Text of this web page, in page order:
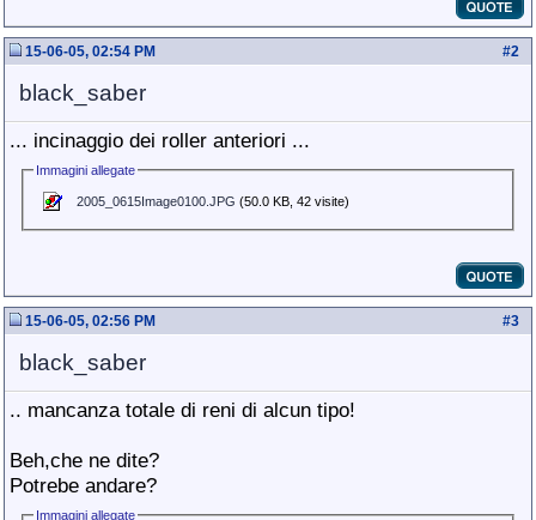
#2
15-06-05, 02:54 PM
black_saber
... incinaggio dei roller anteriori ...
Immagini allegate
2005_0615Image0100.JPG (50.0 KB, 42 visite)
#3
15-06-05, 02:56 PM
black_saber
.. mancanza totale di reni di alcun tipo!
Beh,che ne dite?
Potrebe andare?
Immagini allegate